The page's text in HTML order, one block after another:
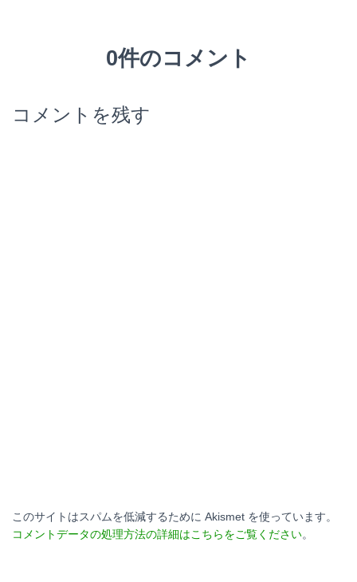
0件のコメント
コメントを残す
このサイトはスパムを低減するために Akismet を使っています。
コメントデータの処理方法の詳細はこちらをご覧ください。